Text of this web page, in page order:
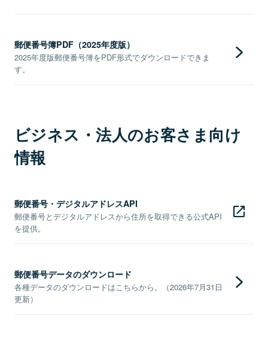
郵便番号簿PDF（2025年度版）
2025年度版郵便番号簿をPDF形式でダウンロードできま
す。
ビジネス・法人のお客さま向け
情報
郵便番号・デジタルアドレスAPI
郵便番号とデジタルアドレスから住所を取得できる公式API
を提供。
郵便番号データのダウンロード
各種データのダウンロードはこちらから。（2026年7月31日
更新）